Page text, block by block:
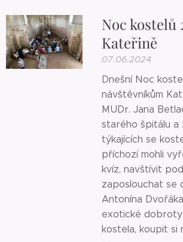
Noc kostelů
Kateřině
07.06.2024
Dnešní Noc
návštěvníkům
MUDr. Jana
starého špitálu a
týkajících se
příchozí mohli
kvíz, navštívit
zaposlouchat se
Antonína
exotické
kostela, koupit si